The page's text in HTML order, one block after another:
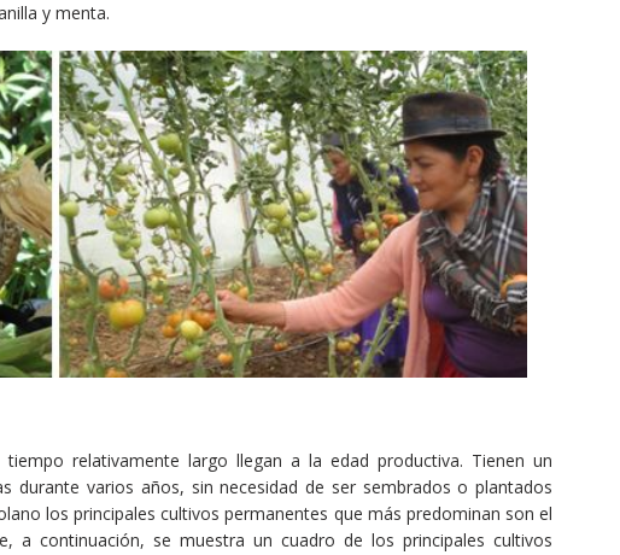
y menta.
relativamente largo llegan a la edad productiva. Tienen un
durante varios años, sin necesidad de ser sembrados o plantados
los principales cultivos permanentes que más predominan son el
a continuación, se muestra un cuadro de los principales cultivos